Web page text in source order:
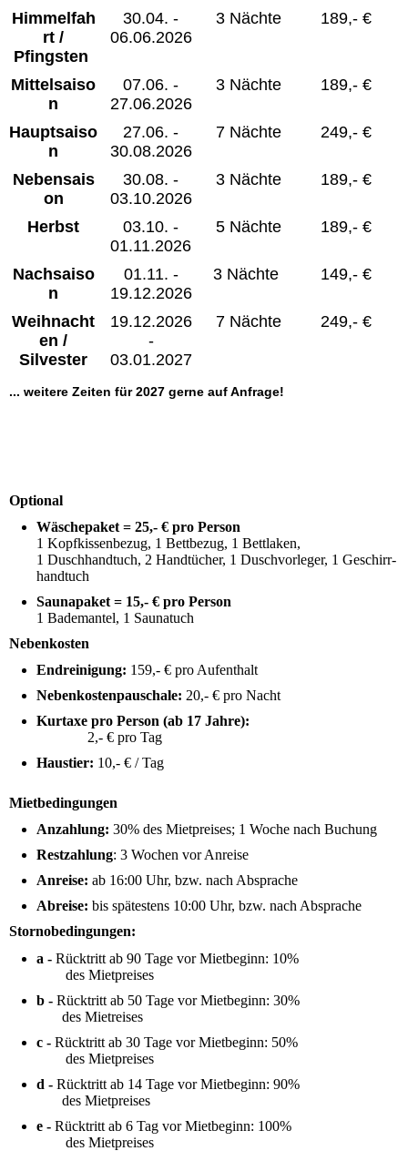
Himmelfah
rt /
Pfingsten
30.04. -
06.06.2026
3 Nächte 189,- €
Mittelsaiso
n
07.06. -
27.06.2026
3 Nächte 189,- €
Hauptsaiso
n
27.06. -
30.08.2026
7 Nächte 249,- €
Nebensais
on
30.08. -
03.10.2026
3 Nächte 189,- €
Herbst
03.10. -
01.11.2026
5 Nächte 189,- €
Nachsaiso
n
01.11. -
19.12.2026
3 Nächte 149,- €
Weihnacht
en /
Silvester
19.12.2026
-
03.01.2027
7 Nächte 249,- €
... weitere Zeiten für 2027 gerne auf Anfrage!
Optional
Wäschepaket = 25,- € pro Person
1 Kopfkissenbezug, 1 Bettbezug, 1 Bettlaken,
1 Duschhandtuch, 2 Handtücher, 1 Duschvorleger, 1 Ge­schirr­
hand­tuch
Saunapaket = 15,- € pro Person
1 Bademantel, 1 Saunatuch
Nebenkosten
Endreinigung: 159,- € pro Aufenthalt
Nebenkostenpauschale: 20,- € pro Nacht
Kurtaxe pro Person (ab 17 Jahre):
2,- € pro Tag
Haustier: 10,- € / Tag
Mietbedingungen
Anzahlung: 30% des Mietpreises; 1 Woche nach Buchung
Restzahlung: 3 Wochen vor Anreise
Anreise: ab 16:00 Uhr, bzw. nach Absprache
Abreise: bis spätestens 10:00 Uhr, bzw. nach Absprache
Stornobedingungen:
a - Rücktritt ab 90 Tage vor Mietbeginn: 10%
des Mietpreises
b - Rücktritt ab 50 Tage vor Mietbeginn: 30%
des Mietrei­ses
c - Rücktritt ab 30 Tage vor Mietbeginn: 50%
des Mietpreises
d - Rücktritt ab 14 Tage vor Mietbeginn: 90%
des Mietprei­ses
e - Rücktritt ab 6 Tag vor Mietbeginn: 100%
des Mietprei­ses